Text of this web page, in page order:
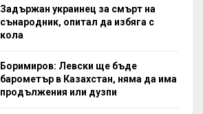
Задържан украинец за смърт на
сънародник, опитал да избяга с
кола
Боримиров: Левски ще бъде
барометър в Казахстан, няма да има
продължения или дузпи